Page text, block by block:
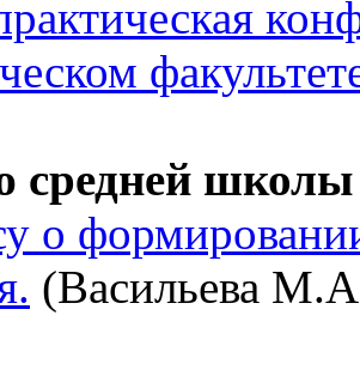
средней школы
о
(Васильева